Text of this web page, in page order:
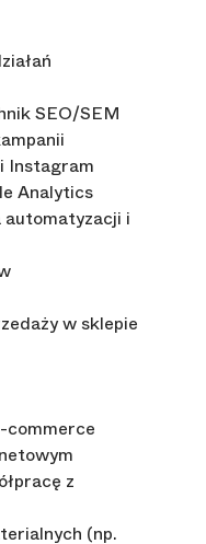
SEO/SEM
Instagram
Analytics
i
w sklepie
commerce
z
(np.